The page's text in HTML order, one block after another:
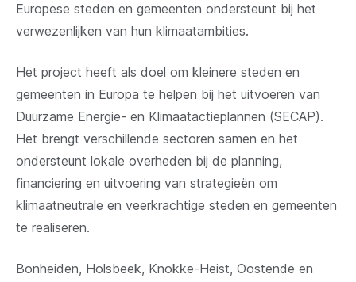
Europese steden en gemeenten ondersteunt bij het
verwezenlijken van hun klimaatambities.
Het project heeft als doel om kleinere steden en
gemeenten in Europa te helpen bij het uitvoeren van
Duurzame Energie- en Klimaat­actieplannen (SECAP).
Het brengt verschillende sectoren samen en het
ondersteunt lokale overheden bij de planning,
financiering en uitvoering van strategieën om
klimaatneutrale en veerkrachtige steden en gemeenten
te realiseren.
Bonheiden, Holsbeek, Knokke-Heist, Oostende en